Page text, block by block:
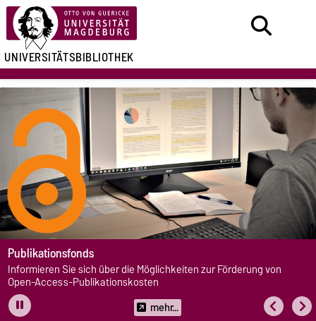
UNIVERSITÄTSBIBLIOTHEK
die Möglichkeiten zur Förderung von Die